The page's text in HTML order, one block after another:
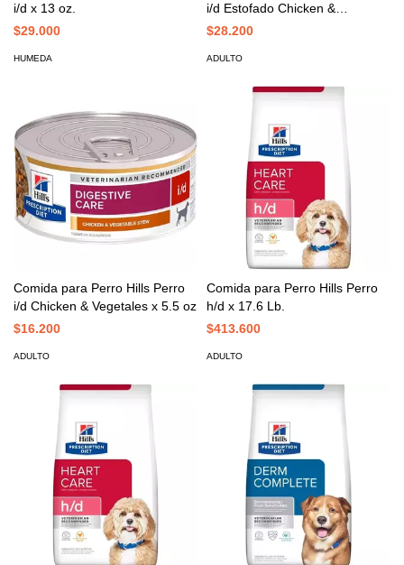
i/d x 13 oz.
$29.000
HUMEDA
i/d Estofado Chicken &
Vegetales x 12.5 oz
$28.200
ADULTO
Comida para Perro Hills Perro
i/d Chicken & Vegetales x 5.5 oz
$16.200
ADULTO
Comida para Perro Hills Perro
h/d x 17.6 Lb.
$413.600
ADULTO